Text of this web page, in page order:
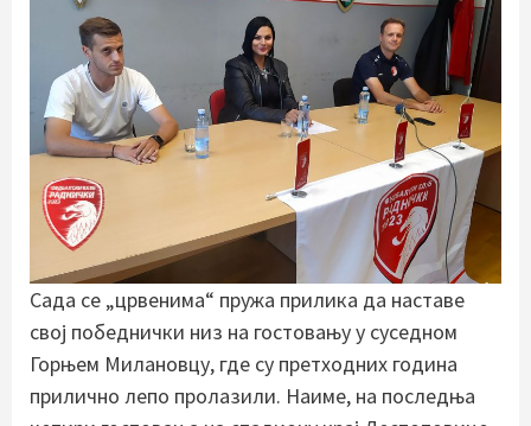
Сада се „црвенима“ пружа прилика да наставе
свој победнички низ на гостовању у суседном
Горњем Милановцу, где су претходних година
прилично лепо пролазили. Наиме, на последња